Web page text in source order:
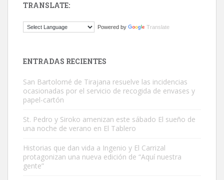
Este gato macho ha aparecido en la calle hace menos de un mes,
Busco adopción responsable para mi perra. Pastor alemán,
hembra, 4 años. Por motivos personales ...
Leales.org » Gran Canaria
TRANSLATE:
Powered by Translate
ENTRADAS RECIENTES
San Bartolomé de Tirajana resuelve las incidencias
ocasionadas por el servicio de recogida de envases y
papel-cartón
St. Pedro y Siroko amenizan este sábado El sueño de
una noche de verano en El Tablero
Historias que dan vida a Ingenio y El Carrizal
protagonizan una nueva edición de “Aquí nuestra
gente”